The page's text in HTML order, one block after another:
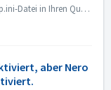
Es scheint, dass es eine zusätzliche desktop.ini-Datei in Ihren Quelldateien gibt. Der Explorer liest diese Datei und stellt fest, dass dieser bestimmte Ord...
aber Nero